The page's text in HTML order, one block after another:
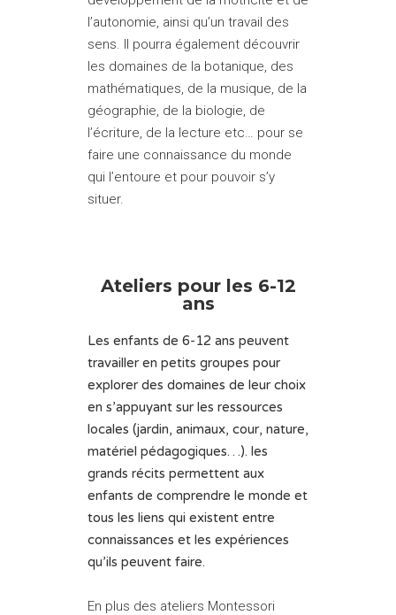
l’autonomie, ainsi qu’un travail des
sens. Il pourra également découvrir
les domaines de la botanique, des
mathématiques, de la musique, de la
géographie, de la biologie, de
l’écriture, de la lecture etc… pour se
faire une connaissance du monde
qui l’entoure et pour pouvoir s’y
situer.
Ateliers pour les 6-12
ans
Les enfants de 6-12 ans peuvent
travailler en petits groupes pour
explorer des domaines de leur choix
en s’appuyant sur les ressources
locales (jardin, animaux, cour, nature,
matériel pédagogiques…). les
grands récits permettent aux
enfants de comprendre le monde et
tous les liens qui existent entre
connaissances et les expériences
qu’ils peuvent faire.
En plus des ateliers Montessori